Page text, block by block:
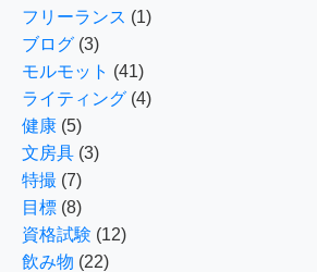
フリーランス (1)
ブログ (3)
モルモット (41)
ライティング (4)
健康 (5)
文房具 (3)
特撮 (7)
目標 (8)
資格試験 (12)
飲み物 (22)